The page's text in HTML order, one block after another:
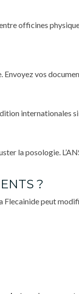
officines
Envoyez vos
internationales
la posologie.
?
peut